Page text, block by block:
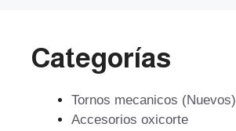
Categorías
Tornos mecanicos (Nuevos)
Accesorios oxicorte